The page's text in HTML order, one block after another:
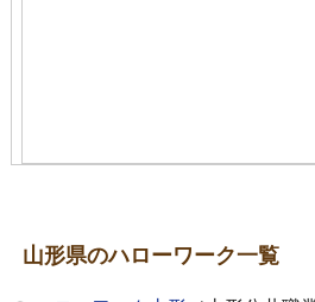
山形県のハローワーク一覧